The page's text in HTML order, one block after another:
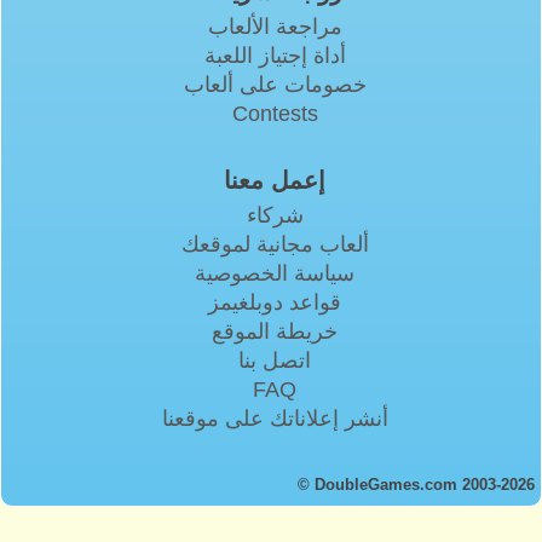
مراجعة الألعاب
أداة إجتياز اللعبة
خصومات على ألعاب
Contests
إعمل معنا
شركاء
ألعاب مجانية لموقعك
سياسة الخصوصية
قواعد دوبلغيمز
خريطة الموقع
اتصل بنا
FAQ
أنشر إعلاناتك على موقعنا
© DoubleGames.com 2003-2026